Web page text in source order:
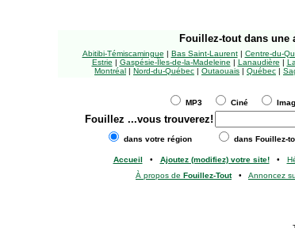
Fouillez-tout dans une
Abitibi-Témiscamingue | Bas Saint-Laurent| Centre-du-
Estrie | Gaspésie-Îles-de-la-Madeleine | Lanaudière |
Montréal | Nord-du-Québec | Outaouais | Québec |
MP3 Ciné
Fouillez ...vous trouverez!
dans votre région dans Fouillez-
Accueil • Ajoutez (modifiez) votre site!•
À propos de Fouillez-Tout• Annoncez